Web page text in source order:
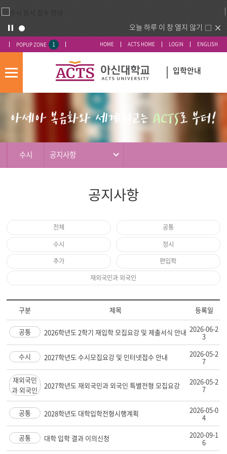
오늘 하루 이 창 열지 않기
POPUP ZONE 1 HOME ACTS HOME LOGIN ENGLISH
모
뉴
입학안내
수시 공지사항
공지사항
전체
공통
수시
정시
추가
편입학
재외국민과 외국인
구분 제목 등록일
공통 2026학년도 2학기 재입학 모집요강 및 제출서식 안내 2026-06-2
3
수시 2027학년도 수시모집요강 및 인터넷접수 안내 2026-05-2
7
재외국민
과 외국인
2027학년도 재외국민과 외국인 특별전형 모집요강 2026-05-2
7
공통 2028학년도 대학입학전형시행계획 2026-05-0
4
공통 대학 입학 결과 이의신청 2020-09-1
6